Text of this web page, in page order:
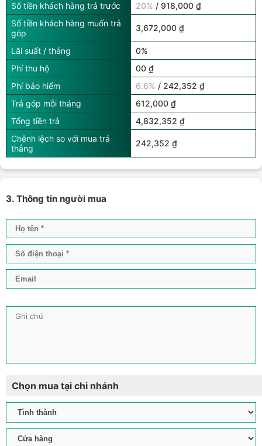
Số tiền khách hàng trả trước
20% / 918,000 ₫
Số tiền khách hàng muốn trả
góp
3,672,000 ₫
Lãi suất / tháng
0%
Phí thu hộ
00 ₫
Phí bảo hiểm
6.6% / 242,352 ₫
Trả góp mỗi tháng
612,000 ₫
Tổng tiền trả
4,832,352 ₫
Chênh lệch so với mua trả
thẳng
242,352 ₫
3. Thông tin người mua
Chọn mua tại chi nhánh